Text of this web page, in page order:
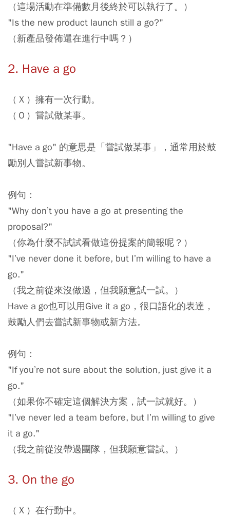
（這場活動在準備數月後終於可以執行了。）
"Is the new product launch still a go?"
（新產品發佈還在進行中嗎？）
2. Have a go
（Ｘ）擁有一次行動。
（Ｏ）嘗試做某事。
"Have a go" 的意思是「嘗試做某事」，通常用於鼓
勵別人嘗試新事物。
例句：
"Why don’t you have a go at presenting the
proposal?"
（你為什麼不試試看做這份提案的簡報呢？）
"I’ve never done it before, but I’m willing to have a
go."
（我之前從來沒做過，但我願意試一試。）
Have a go也可以用Give it a go，很口語化的表達，
鼓勵人們去嘗試新事物或新方法。
例句：
"If you’re not sure about the solution, just give it a
go."
（如果你不確定這個解決方案，試一試就好。）
"I’ve never led a team before, but I’m willing to give
it a go."
（我之前從沒帶過團隊，但我願意嘗試。）
3. On the go
（Ｘ）在行動中。